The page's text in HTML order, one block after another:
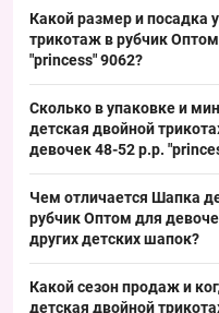
обеспечивает стабильный
быстрый оборачиваемость
моделей; такой материал
сезона, обеспечивает
Какой размер и посадка
трикотаж в рубчик
"princess" 9062?
размер для девочек в
классическая
Сколько в упаковке и
детская двойной
девочек 48-52 р.р.
упаковка, что удобно для
обеспечивает быструю
Чем отличается Шапка
рубчик Оптом для
других детских шапок?
декоративными
Какой сезон продаж и
детская двойной